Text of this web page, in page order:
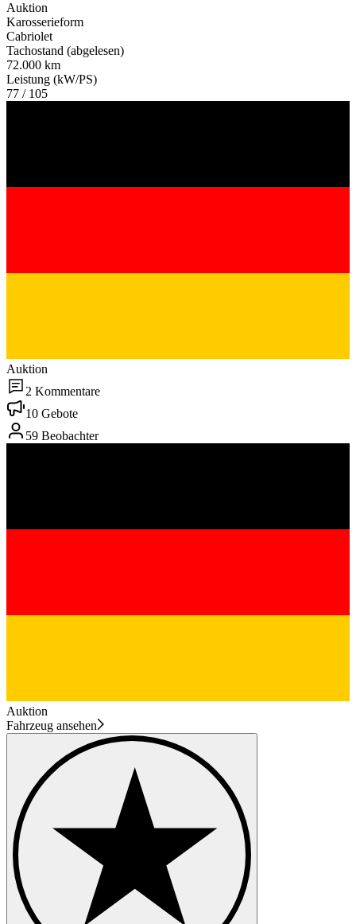
Auktion
Karosserieform
Cabriolet
Tachostand (abgelesen)
72.000 km
Leistung (kW/PS)
77 / 105
Auktion
2 Kommentare
10 Gebote
59 Beobachter
Auktion
Fahrzeug ansehen